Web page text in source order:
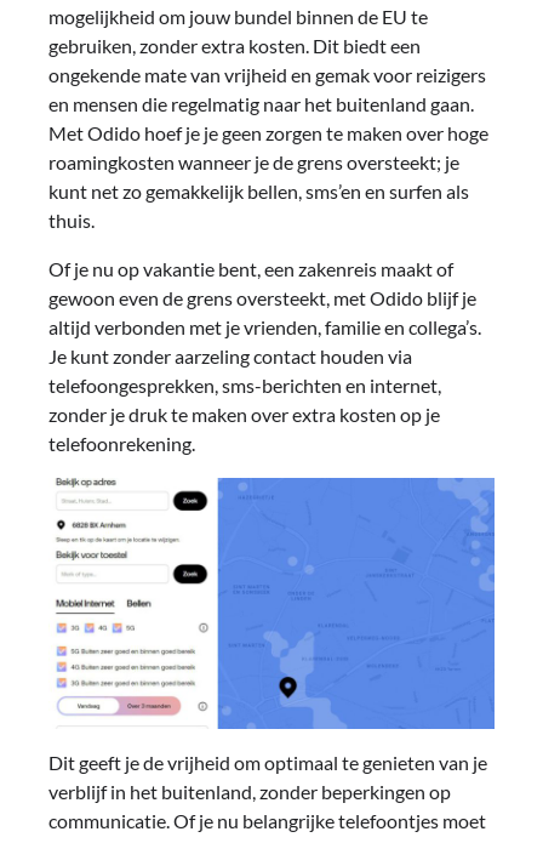
mogelijkheid om jouw bundel binnen de EU te
gebruiken, zonder extra kosten. Dit biedt een
ongekende mate van vrijheid en gemak voor reizigers
en mensen die regelmatig naar het buitenland gaan.
Met Odido hoef je je geen zorgen te maken over hoge
roamingkosten wanneer je de grens oversteekt; je
kunt net zo gemakkelijk bellen, sms’en en surfen als
thuis.
Of je nu op vakantie bent, een zakenreis maakt of
gewoon even de grens oversteekt, met Odido blijf je
altijd verbonden met je vrienden, familie en collega’s.
Je kunt zonder aarzeling contact houden via
telefoongesprekken, sms-berichten en internet,
zonder je druk te maken over extra kosten op je
telefoonrekening.
Dit geeft je de vrijheid om optimaal te genieten van je
verblijf in het buitenland, zonder beperkingen op
communicatie. Of je nu belangrijke telefoontjes moet